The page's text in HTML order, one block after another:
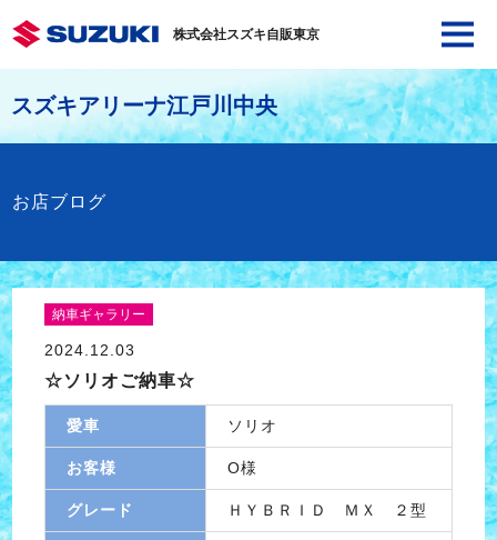
株式会社スズキ自販東京
スズキアリーナ江戸川中央
お店ブログ
納車ギャラリー
2024.12.03
☆ソリオご納車☆
愛車 ソリオ
お客様 O様
グレード ＨＹＢＲＩＤ ＭＸ ２型